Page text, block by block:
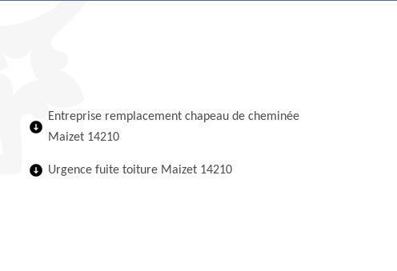
Entreprise remplacement chapeau de cheminée
Maizet 14210
Urgence fuite toiture Maizet 14210